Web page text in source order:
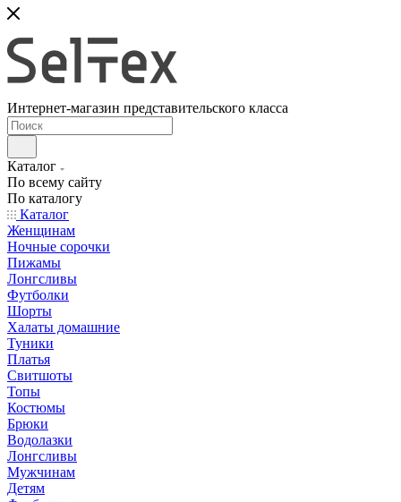
Интернет-магазин представительского класса
Каталог
По всему сайту
По каталогу
Каталог
Женщинам
Ночные сорочки
Пижамы
Лонгсливы
Футболки
Шорты
Халаты домашние
Туники
Платья
Свитшоты
Топы
Костюмы
Брюки
Водолазки
Лонгсливы
Мужчинам
Детям